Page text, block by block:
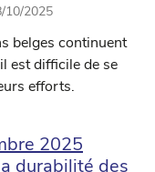
10/2025
belges continuent
est difficile de se
efforts.
2025
durabilité des